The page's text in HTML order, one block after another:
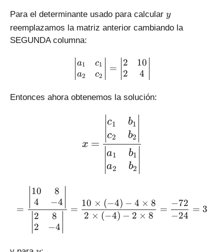
2
=
Para el determinante usado para calcular y
y
reemplazamos la matriz anterior cambiando la
SEGUNDA columna:
\left|\begin{matrix}
a1
a2
c1
c2
=
2
2
10
4
Entonces ahora obtenemos la solución:
\large \displaystyle x =
x =
a1
a2
b1
b2
c1
c2
b1
b2
=
2
2
8
−4
10
4
8
−4
=
2 × (−4) − 2 × 8
10 × (−4) − 4 × 8
=
−24
−72
= 3